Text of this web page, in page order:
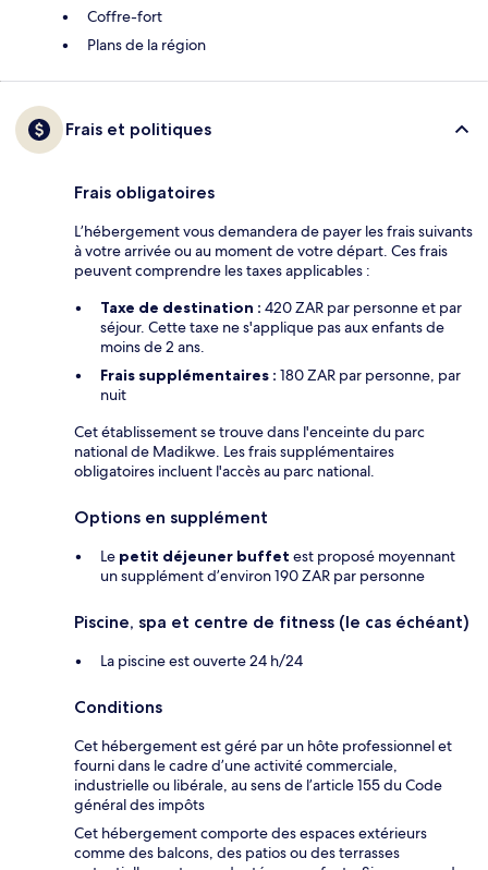
Coffre-fort
Plans de la région
Frais et politiques
Frais obligatoires
L’hébergement vous demandera de payer les frais suivants
à votre arrivée ou au moment de votre départ. Ces frais
peuvent comprendre les taxes applicables :
Taxe de destination : 420 ZAR par personne et par
séjour. Cette taxe ne s'applique pas aux enfants de
moins de 2 ans.
Frais supplémentaires : 180 ZAR par personne, par
nuit
Cet établissement se trouve dans l'enceinte du parc
national de Madikwe. Les frais supplémentaires
obligatoires incluent l'accès au parc national.
Options en supplément
Le petit déjeuner buffet est proposé moyennant
un supplément d’environ 190 ZAR par personne
Piscine, spa et centre de fitness (le cas échéant)
La piscine est ouverte 24 h/24
Conditions
Cet hébergement est géré par un hôte professionnel et
fourni dans le cadre d’une activité commerciale,
industrielle ou libérale, au sens de l’article 155 du Code
général des impôts
Cet hébergement comporte des espaces extérieurs
comme des balcons, des patios ou des terrasses